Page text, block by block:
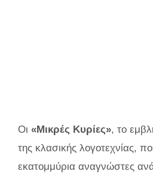
Οι «Μικρές Κυρίες», το
της κλασικής λογοτεχνίας,
εκατομμύρια αναγνώστες